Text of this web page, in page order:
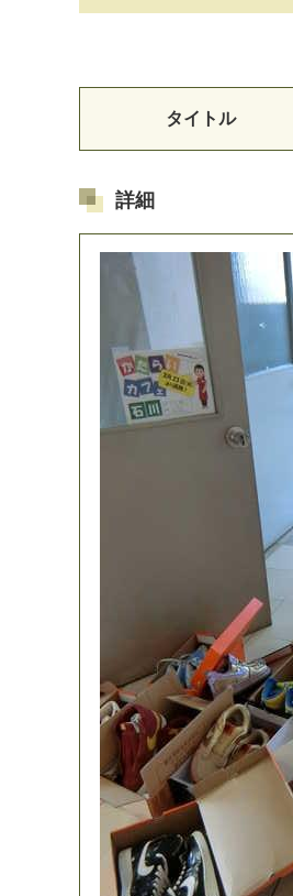
タイトル
詳細